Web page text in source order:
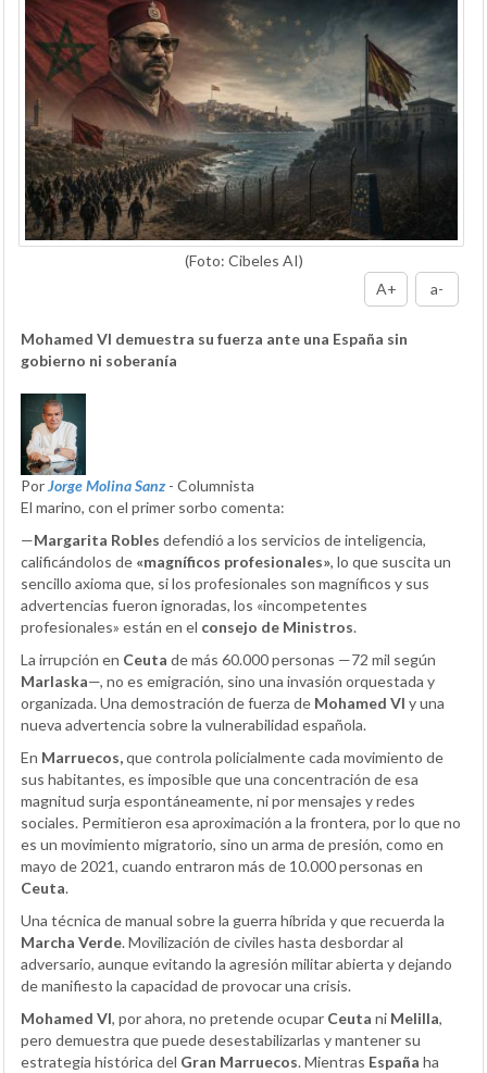
(Foto: Cibeles AI)
A+
a-
Mohamed VI demuestra su fuerza ante una España sin
gobierno ni soberanía
PorJorge Molina Sanz - Columnista
El marino, con el primer sorbo comenta:
—Margarita Robles defendió a los servicios de inteligencia,
calificándolos de «magníficos profesionales», lo que suscita un
sencillo axioma que, si los profesionales son magníficos y sus
advertencias fueron ignoradas, los «incompetentes
profesionales» están en el consejo de Ministros.
La irrupción en Ceuta de más 60.000 personas —72 mil según
Marlaska—, no es emigración, sino una invasión orquestada y
organizada. Una demostración de fuerza de Mohamed VI y una
nueva advertencia sobre la vulnerabilidad española.
En Marruecos,que controla policialmente cada movimiento de
sus habitantes, es imposible que una concentración de esa
magnitud surja espontáneamente, ni por mensajes y redes
sociales. Permitieron esa aproximación a la frontera, por lo que no
es un movimiento migratorio, sino un arma de presión, como en
mayo de 2021, cuando entraron más de 10.000 personas en
Ceuta.
Una técnica de manual sobre la guerra híbrida y que recuerda la
Marcha Verde. Movilización de civiles hasta desbordar al
adversario, aunque evitando la agresión militar abierta y dejando
de manifiesto la capacidad de provocar una crisis.
Mohamed VI, por ahora, no pretende ocupar Ceuta ni Melilla,
pero demuestra que puede desestabilizarlas y mantener su
estrategia histórica del Gran Marruecos. Mientras España ha